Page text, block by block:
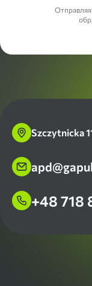
Szczytnicka
+48 718